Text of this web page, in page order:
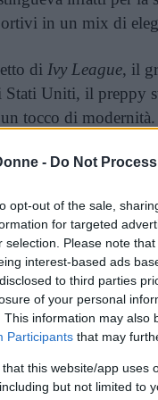
- Do Not
opt-out of the sale,
for targeted
selection. Please note
interest-based ads
to third parties
of your personal
This information may also
Participants that may
that this website/app
but not limited to
in un mix di
di Ivy League, il
Stati Uniti, il preppy
tocco di
Questo stile si
diventando
camicie a righe,
all’intero
modo tale da
certa semplicità.
a leggere dopo la pubblicità